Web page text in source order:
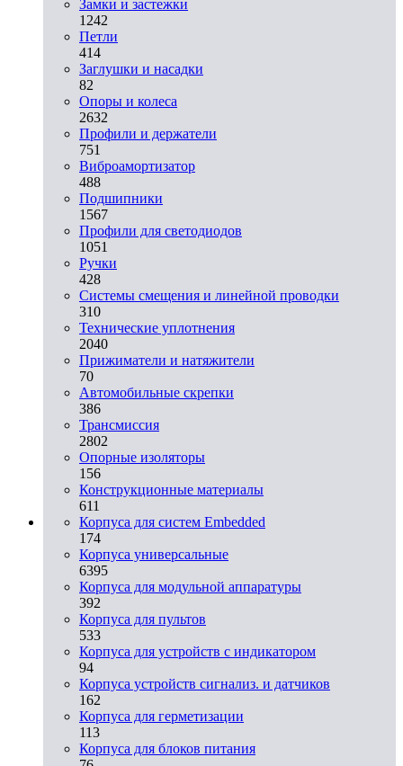
Замки и застежки
1242
Петли
414
Заглушки и насадки
82
Опоры и колеса
2632
Профили и держатели
751
Виброамортизатор
488
Подшипники
1567
Профили для светодиодов
1051
Ручки
428
Системы смещения и линейной проводки
310
Технические уплотнения
2040
Прижиматели и натяжители
70
Автомобильные скрепки
386
Трансмиссия
2802
Опорные изоляторы
156
Конструкционные материалы
611
Корпуса для систем Embedded
174
Корпуса универсальные
6395
Корпуса для модульной аппаратуры
392
Корпуса для пультов
533
Корпуса для устройств с индикатором
94
Корпуса устройств сигнализ. и датчиков
162
Корпуса для герметизации
113
Корпуса для блоков питания